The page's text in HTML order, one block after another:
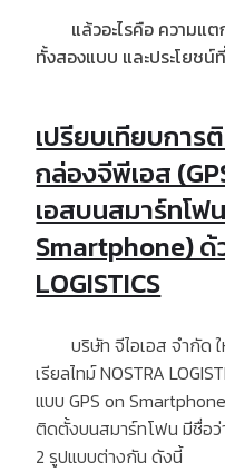
แล้วอะไรคือ ความแต
ทั้งสองแบบ และประโยชน์
เปรียบเทียบกา
กล่องจีพีเอส
เอสบนสมาร์ทโฟ
Smartphone) ด้
LOGISTICS
บริษัท จีไอเอส จำกัด ใ
เรียลไทม์NOSTRA
แบบ GPS on Smartphone
ติดตั้งบนสมาร์ทโฟน มีชื่อว่
2รูปแบบต่างกัน ดังนี้